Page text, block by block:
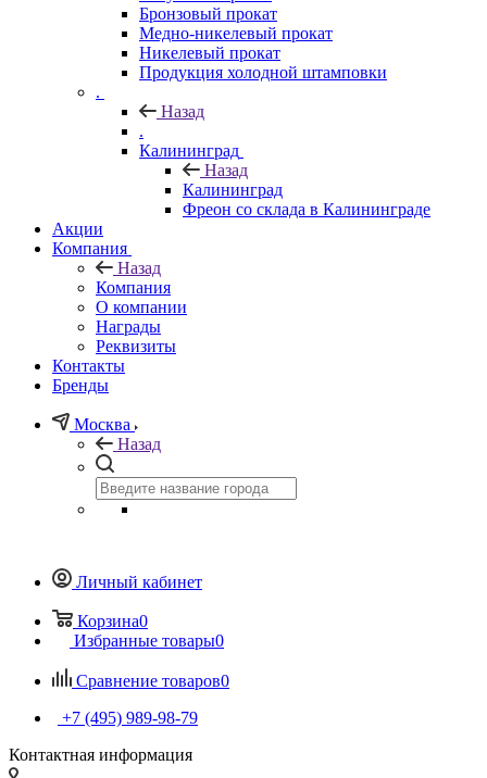
Бронзовый прокат
Медно-никелевый прокат
Никелевый прокат
Продукция холодной штамповки
.
Назад
.
Калининград
Назад
Калининград
Фреон со склада в Калининграде
Акции
Компания
Назад
Компания
О компании
Награды
Реквизиты
Контакты
Бренды
Москва
Назад
Личный кабинет
Корзина0
Избранные товары0
Сравнение товаров0
+7 (495) 989-98-79
Контактная информация